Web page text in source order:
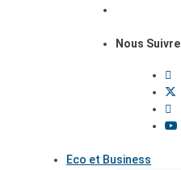
Nous Suivre
Eco et Business